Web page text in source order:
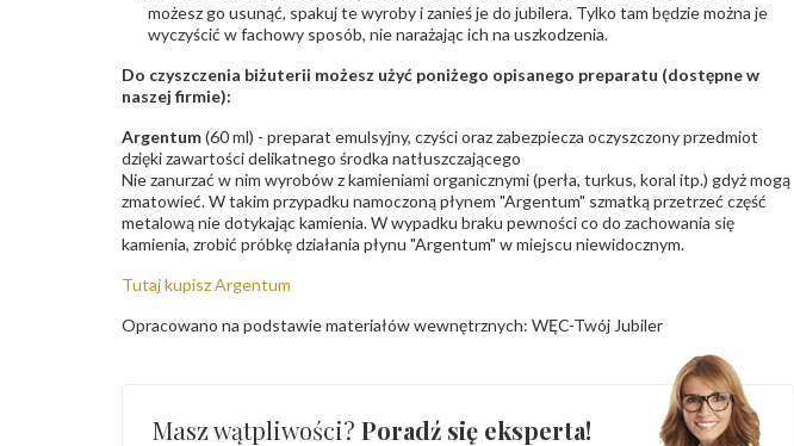
możesz go usunąć, spakuj te wyroby i zanieś je do jubilera. Tylko tam będzie można je
wyczyścić w fachowy sposób, nie narażając ich na uszkodzenia.
Do czyszczenia biżuterii możesz użyć poniżego opisanego preparatu (dostępne w
naszej firmie):
Argentum(60 ml) - preparat emulsyjny, czyści oraz zabezpiecza oczyszczony przedmiot
dzięki zawartości delikatnego środka natłuszczającego
Nie zanurzać w nim wyrobów z kamieniami organicznymi (perła, turkus, koral itp.) gdyż mogą
zmatowieć. W takim przypadku namoczoną płynem "Argentum" szmatką przetrzeć część
metalową nie dotykając kamienia. W wypadku braku pewności co do zachowania się
kamienia, zrobić próbkę działania płynu "Argentum" w miejscu niewidocznym.
Tutaj kupisz Argentum
Opracowano na podstawie materiałów wewnętrznych: WĘC-Twój Jubiler
Masz wątpliwości? Poradź się eksperta!